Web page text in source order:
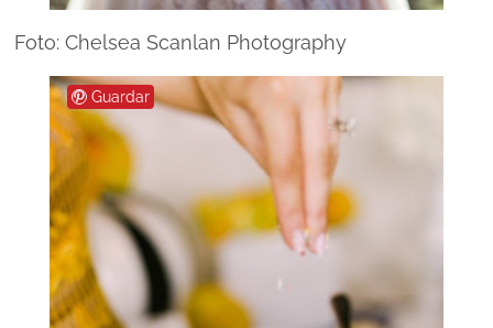
Foto: Chelsea Scanlan Photography
Guardar